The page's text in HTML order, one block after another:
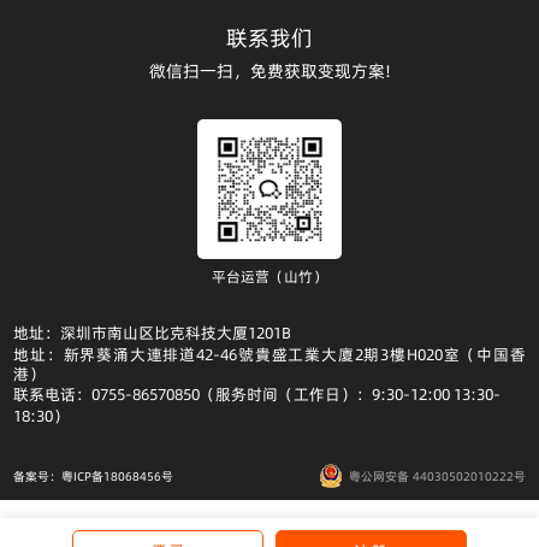
联系我们
微信扫一扫，免费获取变现方案!
平台运营（山竹）
地址：深圳市南山区比克科技大厦1201B
地址：新界葵涌大連排道42-46號貴盛工業大廈2期3樓H020室（中国香
港）
联系电话：0755-86570850（服务时间（工作日）：9:30-12:00 13:30-
18:30）
备案号：粤ICP备18068456号 粤公网安备 44030502010222号